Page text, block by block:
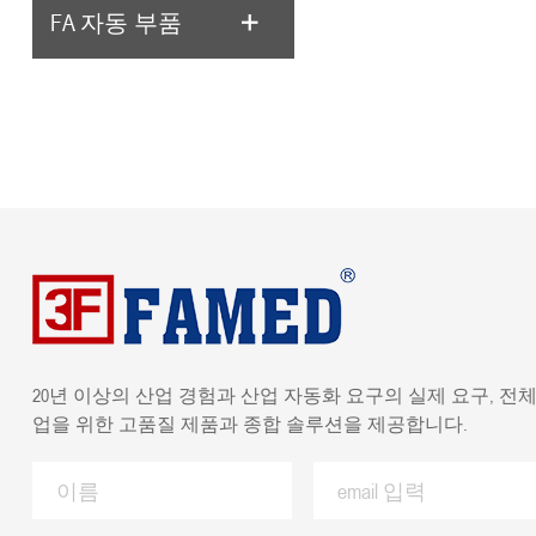
FA 자동 부품
20년 이상의 산업 경험과 산업 자동화 요구의 실제 요구, 전
업을 위한 고품질 제품과 종합 솔루션을 제공합니다.